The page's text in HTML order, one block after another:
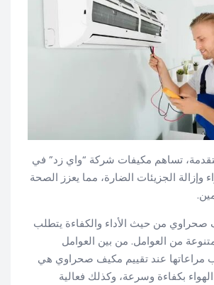
تساهم مكيفات شركة “واي زد” في
وإزالة الجزيئات الضارة، مما يعزز الصحة
من حيث الأداء والكفاءة يتطلب
من العوامل. من بين العوامل
مراعاتها عند تقييم مكيف صحراوي هي
بكفاءة وسرعة، وكذلك فعالية